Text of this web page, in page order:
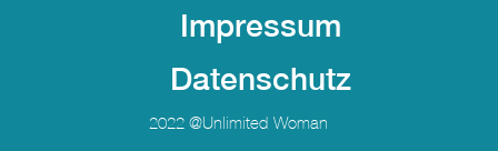
Impressum
Datenschutz
2022 @unlimited-Woman